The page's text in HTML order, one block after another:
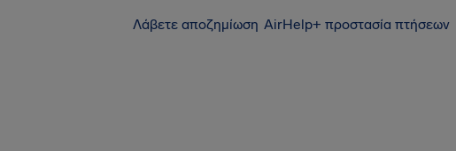
Λάβετε αποζημίωση AirHelp+ προστασία πτήσεων